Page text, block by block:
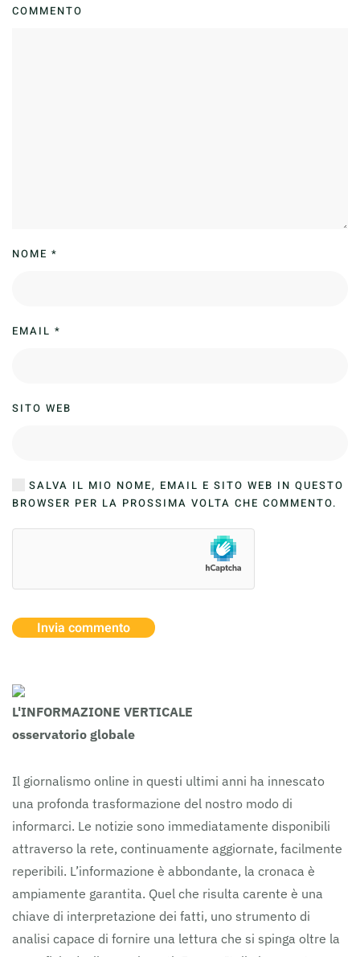
COMMENTO
NOME *
EMAIL *
SITO WEB
SALVA IL MIO NOME, EMAIL E SITO WEB IN QUESTO
BROWSER PER LA PROSSIMA VOLTA CHE COMMENTO.
Invia commento
L'INFORMAZIONE VERTICALE
osservatorio globale
Il giornalismo online in questi ultimi anni ha innescato
una profonda trasformazione del nostro modo di
informarci. Le notizie sono immediatamente disponibili
attraverso la rete, continuamente aggiornate, facilmente
reperibili. L’informazione è abbondante, la cronaca è
ampiamente garantita. Quel che risulta carente è una
chiave di interpretazione dei fatti, uno strumento di
analisi capace di fornire una lettura che si spinga oltre la